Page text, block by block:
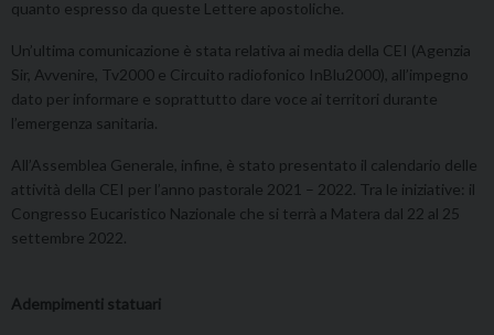
quanto espresso da queste Lettere apostoliche.
Un’ultima comunicazione è stata relativa ai media della CEI (Agenzia
Sir, Avvenire, Tv2000 e Circuito radiofonico InBlu2000), all’impegno
dato per informare e soprattutto dare voce ai territori durante
l’emergenza sanitaria.
All’Assemblea Generale, infine, è stato presentato il calendario delle
attività della CEI per l’anno pastorale 2021 – 2022. Tra le iniziative: il
Congresso Eucaristico Nazionale che si terrà a Matera dal 22 al 25
settembre 2022.
Adempimenti statuari